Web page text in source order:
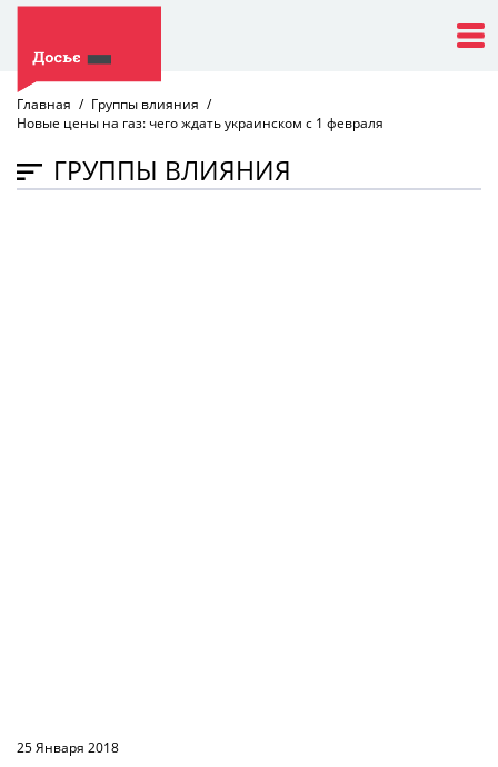
Главная
Группы влияния
Новые цены на газ: чего ждать украинском с 1 февраля
ГРУППЫ ВЛИЯНИЯ
25 Января 2018